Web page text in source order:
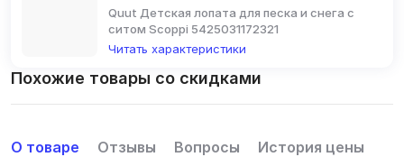
Quut Детская лопата для песка и снега с
ситом Scoppi 5425031172321
Читать характеристики
Похожие товары со скидками
О товаре Отзывы Вопросы История цены